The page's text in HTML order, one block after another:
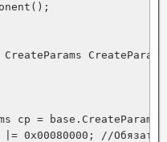
CreateParams
cp = base.CreateParams;
0x00080000; //